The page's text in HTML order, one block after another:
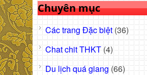
Chuyên mục
Các trang Đặc biệt (36)
Chat chit THKT (4)
Du lịch quá giang (66)